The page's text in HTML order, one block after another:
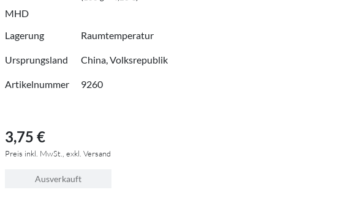
MHD
Lagerung
Raumtemperatur
Ursprungsland China, Volksrepublik
Artikelnummer 9260
3,75 €
Preis inkl. MwSt., exkl. Versand
Ausverkauft